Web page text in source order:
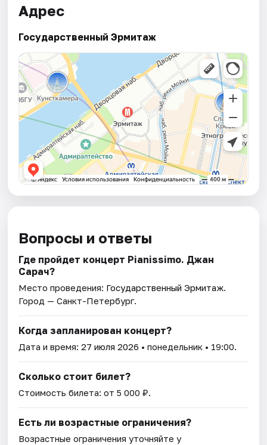
Адрес
Государственный Эрмитаж
Вопросы и ответы
Где пройдет концерт Pianissimo. Джан
Сарач?
Место проведения: Государственный Эрмитаж.
Город — Санкт-Петербург.
Когда запланирован концерт?
Дата и время:27 июля 2026 • понедельник • 19:00.
Сколько стоит билет?
Стоимость билета: от 5 000 ₽.
Есть ли возрастные ограничения?
Возрастные ограничения уточняйте у